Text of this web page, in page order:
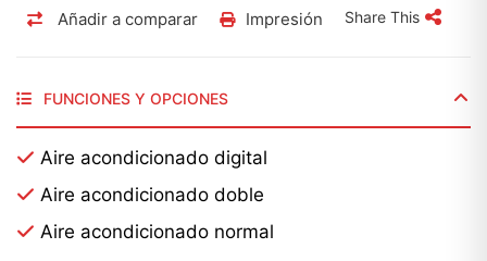
Añadir a comparar Impresión Share This
FUNCIONES Y OPCIONES
Aire acondicionado digital
Aire acondicionado doble
Aire acondicionado normal